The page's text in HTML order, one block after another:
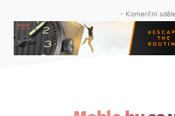
- Komerční